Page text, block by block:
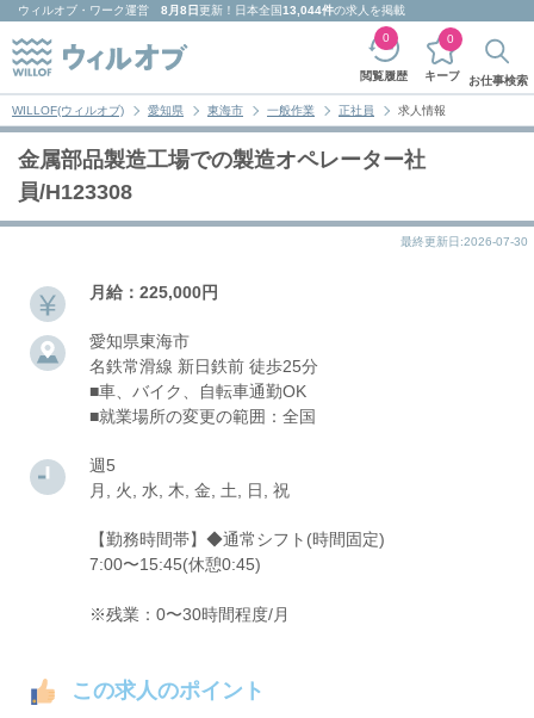
ウィルオブ・ワーク運営 8月8日更新！日本全国13,044件の求人を掲載
閲覧履歴
0
キープ
0
お仕事検索
WILLOF(ウィルオブ) 愛知県 東海市 一般作業 正社員 求人情報
金属部品製造工場での製造オペレーター社
員/H123308
最終更新日:2026-07-30
月給：225,000円
愛知県東海市
名鉄常滑線 新日鉄前 徒歩25分
■車、バイク、自転車通勤OK
■就業場所の変更の範囲：全国
週5
月, 火, 水, 木, 金, 土, 日, 祝
【勤務時間帯】◆通常シフト(時間固定)
7:00〜15:45(休憩0:45)
※残業：0〜30時間程度/月
この求人のポイント